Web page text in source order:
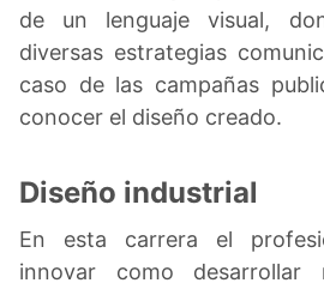
de un lenguaje visual,
diversas estrategias
caso de las campañas
conocer el diseño creado.
Diseño industrial
En esta carrera el
innovar como desarrollar